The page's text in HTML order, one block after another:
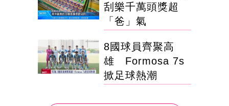
刮樂千萬頭獎超
「爸」氣
8國球員齊聚高
雄 Formosa 7s
掀足球熱潮